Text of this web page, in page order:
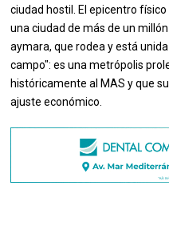
ciudad hostil. El epicentro
una ciudad de más de un
aymara, que rodea y está
campo": es una metrópolis
históricamente al MAS y que
ajuste económico.